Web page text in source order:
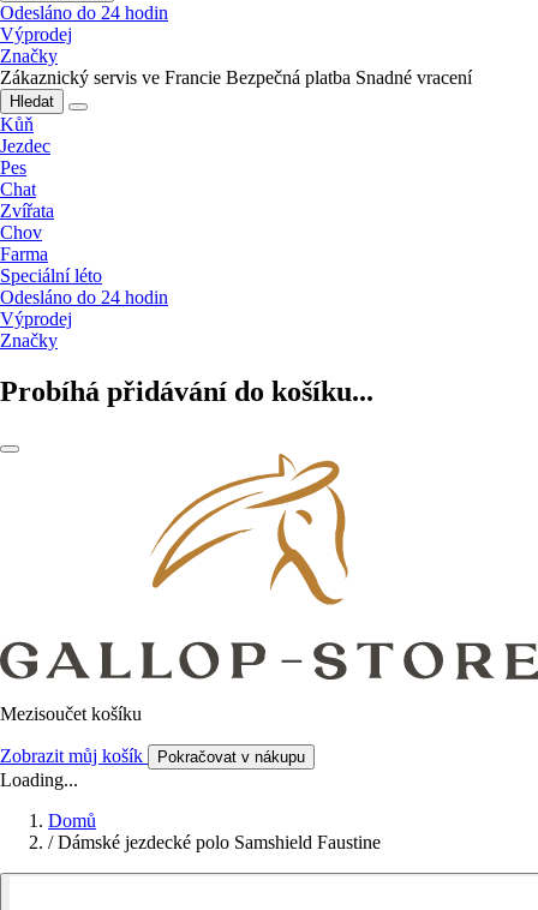
Odesláno do 24 hodin
Výprodej
Značky
Zákaznický servis ve Francie Bezpečná platba Snadné vracení
Hledat
Kůň
Jezdec
Pes
Chat
Zvířata
Chov
Farma
Speciální léto
Odesláno do 24 hodin
Výprodej
Značky
Probíhá přidávání do košíku...
Mezisoučet košíku
Zobrazit můj košík Pokračovat v nákupu
Loading...
Domů
/ Dámské jezdecké polo Samshield Faustine